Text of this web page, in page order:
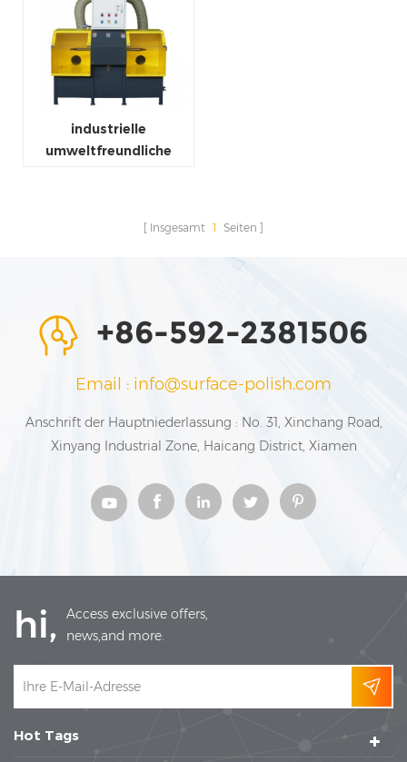
industrielle
umweltfreundliche
Insgesamt 1 Seiten
+86-592-2381506
Email : info@surface-polish.com
Anschrift der Hauptniederlassung : No. 31, Xinchang Road,
Xinyang Industrial Zone, Haicang District, Xiamen
hi,
Access exclusive offers,
news,and more.
Hot Tags